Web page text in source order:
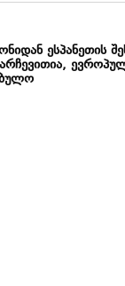
ესპანეთის